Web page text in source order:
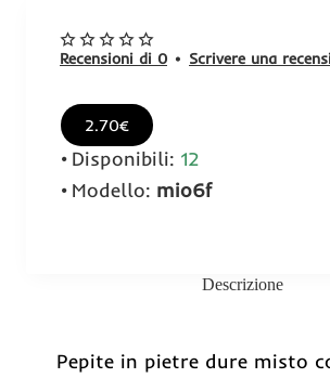
Recensioni di 0 • Scrivere una
2.70€
Disponibili: 12
Modello: mio6f
Descrizione
Pepite in pietre dure misto